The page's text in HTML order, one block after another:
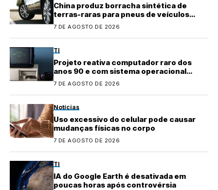
China produz borracha sintética de
terras-raras para pneus de veículos
elétricos
7 DE AGOSTO DE 2026
TI
Projeto reativa computador raro dos
anos 90 e com sistema operacional
quase perdido
7 DE AGOSTO DE 2026
Notícias
Uso excessivo do celular pode causar
mudanças físicas no corpo
7 DE AGOSTO DE 2026
TI
IA do Google Earth é desativada em
poucas horas após controvérsia